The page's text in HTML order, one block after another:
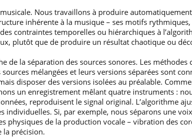
Nous travaillons à produire
inhérente à la musique – ses motifs
contraintes temporelles ou hiérarchiques à
plutôt que de produire un résultat chaotique ou
de la séparation des sources sonores. Les méthodes
mélangées et leurs versions séparées sont
disposer des versions isolées au préalable.
un enregistrement mêlant quatre instruments :
reproduisent le signal original. L’algorithme
individuelles. Si, par exemple, nous séparons une
physiques de la production vocale – vibration des
la précision.